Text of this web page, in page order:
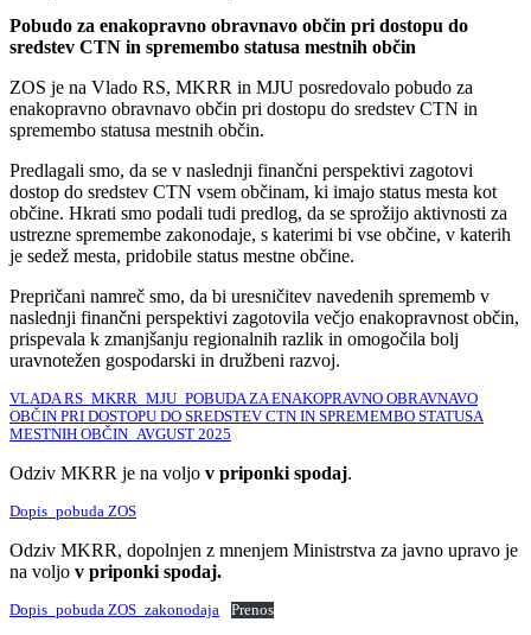
Pobudo za enakopravno obravnavo občin pri dostopu do
sredstev CTN in spremembo statusa mestnih občin
ZOS je na Vlado RS, MKRR in MJU posredovalo pobudo za
enakopravno obravnavo občin pri dostopu do sredstev CTN in
spremembo statusa mestnih občin.
Predlagali smo, da se v naslednji finančni perspektivi zagotovi
dostop do sredstev CTN vsem občinam, ki imajo status mesta kot
občine. Hkrati smo podali tudi predlog, da se sprožijo aktivnosti za
ustrezne spremembe zakonodaje, s katerimi bi vse občine, v katerih
je sedež mesta, pridobile status mestne občine.
Prepričani namreč smo, da bi uresničitev navedenih sprememb v
naslednji finančni perspektivi zagotovila večjo enakopravnost občin,
prispevala k zmanjšanju regionalnih razlik in omogočila bolj
uravnotežen gospodarski in družbeni razvoj.
VLADA RS_MKRR_MJU_POBUDA ZA ENAKOPRAVNO OBRAVNAVO
OBČIN PRI DOSTOPU DO SREDSTEV CTN IN SPREMEMBO STATUSA
MESTNIH OBČIN_AVGUST 2025
Odziv MKRR je na voljo v priponki spodaj.
Dopis_pobuda ZOS
Odziv MKRR, dopolnjen z mnenjem Ministrstva za javno upravo je
na voljo v priponki spodaj.
Dopis_pobuda ZOS_zakonodaja Prenos